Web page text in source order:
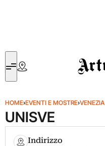
Artribune
HOME›EVENTI E MOSTRE›VENEZIA
UNISVE
Indirizzo